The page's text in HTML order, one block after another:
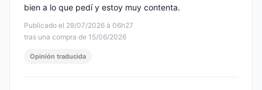
Publicado el 28/07/2026 à 06h27
tras una compra de 15/06/2026
bien a lo que pedí y estoy muy contenta.
Opinión traducida